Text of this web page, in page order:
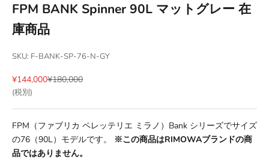
FPM BANK Spinner 90L マットグレー 在
庫商品
SKU: F-BANK-SP-76-N-GY
セール価格
¥144,000通常価格
¥180,000
(税別)
FPM（ファブリカ ペレッテリエ ミラノ）Bank シリーズでサイズ
の76（90L）モデルです。
※この商品はRIMOWAブランドの商
品ではありません。